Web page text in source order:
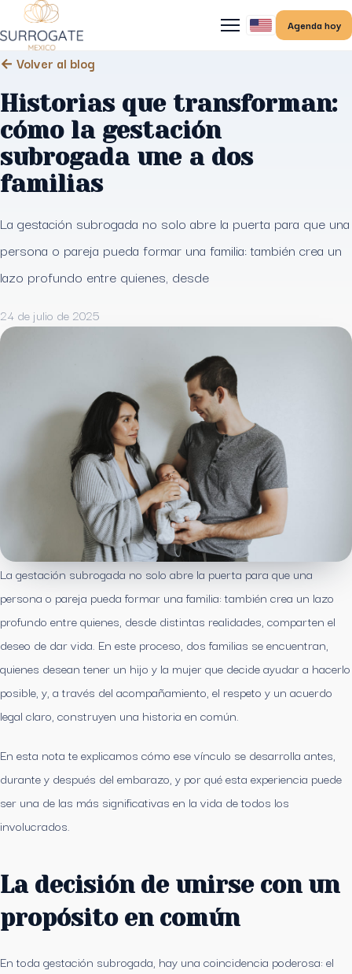
Agenda hoy
← Volver al blog
Historias que transforman:
cómo la gestación
subrogada une a dos
familias
La gestación subrogada no solo abre la puerta para que una
persona o pareja pueda formar una familia: también crea un
lazo profundo entre quienes, desde
24 de julio de 2025
La gestación subrogada no solo abre la puerta para que una
persona o pareja pueda formar una familia: también crea un lazo
profundo entre quienes, desde distintas realidades, comparten el
deseo de dar vida. En este proceso, dos familias se encuentran,
quienes desean tener un hijo y la mujer que decide ayudar a hacerlo
posible, y, a través del acompañamiento, el respeto y un acuerdo
legal claro, construyen una historia en común.
En esta nota te explicamos cómo ese vínculo se desarrolla antes,
durante y después del embarazo, y por qué esta experiencia puede
ser una de las más significativas en la vida de todos los
involucrados.
La decisión de unirse con un
propósito en común
En toda gestación subrogada, hay una coincidencia poderosa: el